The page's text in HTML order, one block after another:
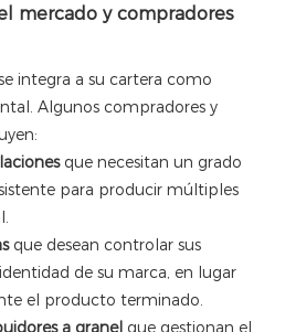
mercado y compradores
integra a su cartera como
Algunos compradores y
que necesitan un grado
para producir múltiples
que desean controlar sus
de su marca, en lugar
el producto terminado.
a granelque gestionan el